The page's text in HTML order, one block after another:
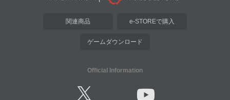
関連商品 e-STOREで購入
ゲームダウンロード
Official Information